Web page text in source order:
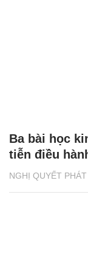
NGHỊ QUYẾT
Ba bài học
tiễn điều